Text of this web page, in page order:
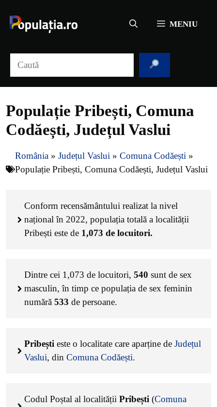
conținut
MENIU
Populație Pribești, Comuna
Codăești, Județul Vaslui
România » Județul Vaslui » Comuna Codăești »
Populație Pribești, Comuna Codăești, Județul Vaslui
Conform recensământului realizat la nivel
național în 2022, populația totală a localității
Pribești este de 1,073 de locuitori.
Dintre cei 1,073 de locuitori, 540 sunt de sex
masculin, în timp ce populația de sex feminin
numără 533 de persoane.
Pribești este o localitate care aparține de Județul
Vaslui, din Comuna Codăești.
Codul Poștal al localității Pribești (Comuna